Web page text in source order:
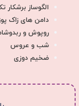
الگوساز برشکار
دامن های زاک پوزن
روپوش و ربدوشامبر
شب و عروس
ضخیم دوزی